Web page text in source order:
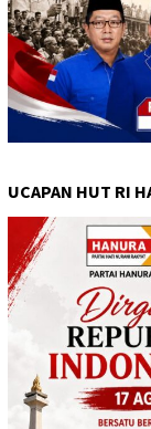
UCAPAN HUT RI